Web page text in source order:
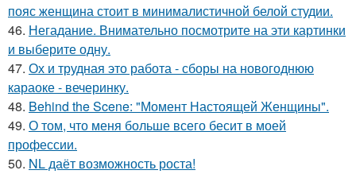
пояс женщина стоит в минималистичной белой студии.
46. Негадание. Внимательно посмотрите на эти картинки
и выберите одну.
47. Ох и трудная это работа - сборы на новогоднюю
караоке - вечеринку.
48. Behind the Scene: "Момент Настоящей Женщины".
49. О том, что меня больше всего бесит в моей
профессии.
50. NL даёт возможность роста!